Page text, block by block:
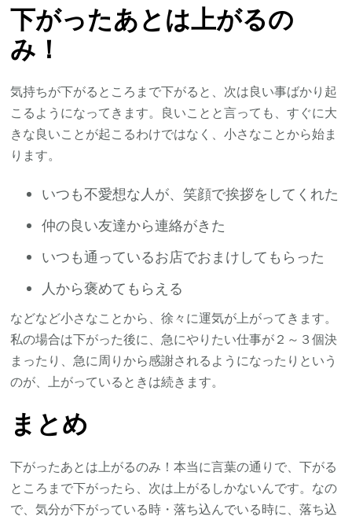
下がったあとは上がるの
み！
気持ちが下がるところまで下がると、次は良い事ばかり起
こるようになってきます。良いことと言っても、すぐに大
きな良いことが起こるわけではなく、小さなことから始ま
ります。
いつも不愛想な人が、笑顔で挨拶をしてくれた
仲の良い友達から連絡がきた
いつも通っているお店でおまけしてもらった
人から褒めてもらえる
などなど小さなことから、徐々に運気が上がってきます。
私の場合は下がった後に、急にやりたい仕事が２～３個決
まったり、急に周りから感謝されるようになったりという
のが、上がっているときは続きます。
まとめ
下がったあとは上がるのみ！本当に言葉の通りで、下がる
ところまで下がったら、次は上がるしかないんです。なの
で、気分が下がっている時・落ち込んでいる時に、落ち込